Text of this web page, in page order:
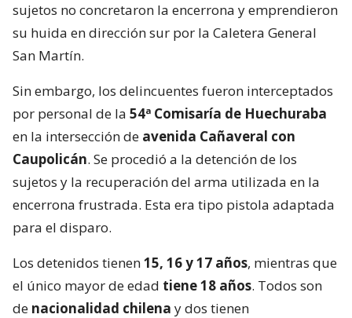
sujetos no concretaron la encerrona y emprendieron
su huida en dirección sur por la Caletera General
San Martín.
Sin embargo, los delincuentes fueron interceptados
por personal de la 54ª Comisaría de Huechuraba
en la intersección de avenida Cañaveral con
Caupolicán. Se procedió a la detención de los
sujetos y la recuperación del arma utilizada en la
encerrona frustrada. Esta era tipo pistola adaptada
para el disparo.
Los detenidos tienen15, 16 y 17 años, mientras que
el único mayor de edad tiene 18 años. Todos son
de nacionalidad chilena y dos tienen